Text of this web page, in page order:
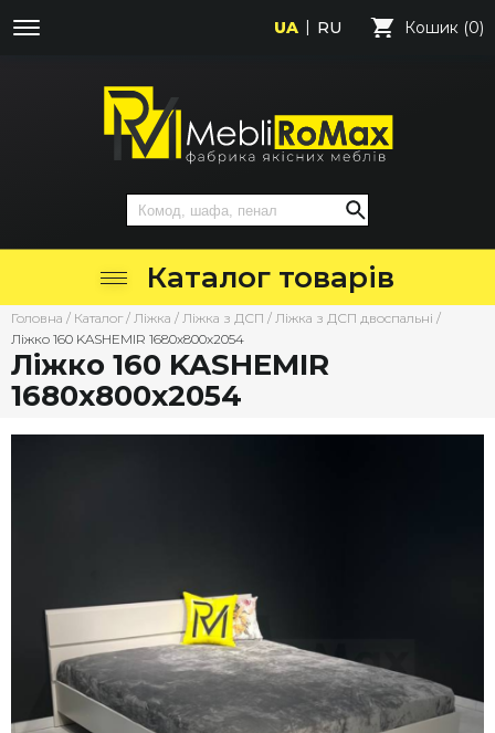
UA RU Кошик (0)
Каталог товарів
Головна / Каталог / Ліжка / Ліжка з ДСП / Ліжка з ДСП двоспальні /
Ліжко 160 KASHEMIR 1680х800х2054
Ліжко 160 KASHEMIR
1680х800х2054